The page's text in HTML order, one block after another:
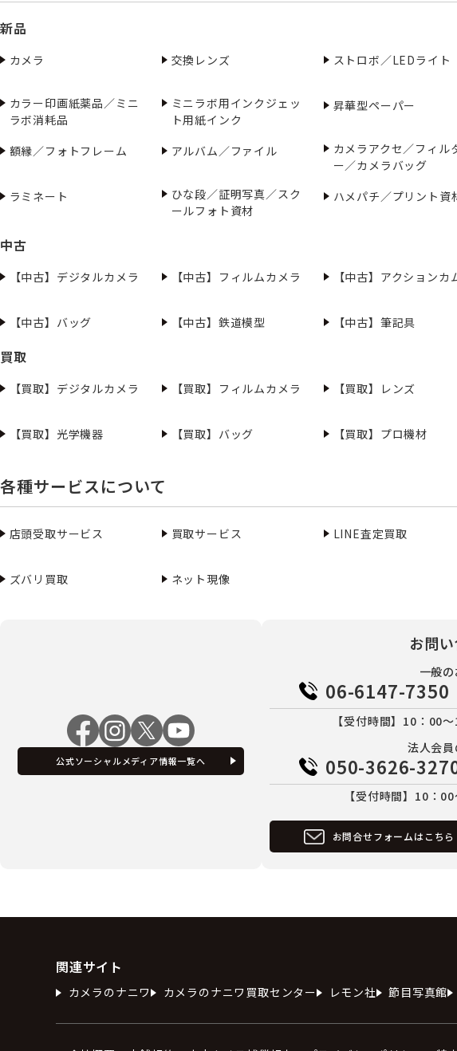
新品
カメラ 交換レンズ ストロボ／LEDライト
カラー印画紙薬品／ミニ
ラボ消耗品
ミニラボ用インクジェッ
ト用紙インク
昇華型ペーパー
額縁／フォトフレーム
アルバム／ファイル
カメラアクセ／フィル
ー／カメラバッグ
ラミネート
ひな段／証明写真／スク
ールフォト資材
ハメパチ／プリント資
中古
【中古】デジタルカメラ 【中古】フィルムカメラ 【中古】アクションカ
【中古】バッグ 【中古】鉄道模型 【中古】筆記具
買取
【買取】デジタルカメラ 【買取】フィルムカメラ 【買取】レンズ
【買取】光学機器
【買取】バッグ 【買取】プロ機材
各種サービスについて
店頭受取サービス 買取サービス LINE査定買取
ズバリ買取 ネット現像
公式ソーシャルメディア情報一覧へ
お問
一般
06-6147-7350
【受付時間】10：00
法人会
050-3626-
【受付時間】10：
お問合せフォームはこちら
関連サイト
カメラのナニワ カメラのナニワ買取センター レモン社 節目写真館